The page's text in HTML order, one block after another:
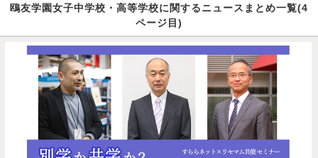
共通テスト 夏休み 8月開催学校説明会・相談会
全国公立高校 過去問
自由研究教材（小学生向け） 自由研究教材（中学生向け） ランキング
鴎友学園女子中学校・高等学校に関するニュースまとめ一覧(4
ページ目)